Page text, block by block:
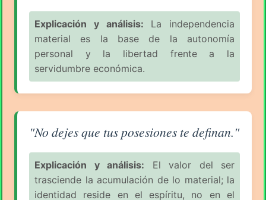
Explicación y análisis: La independencia
material es la base de la autonomía
personal y la libertad frente a la
servidumbre económica.
Aforismo sobre el Consumismo (pág. 5/11) -
"No dejes que tus posesiones te definan."
Explicación y análisis: El valor del ser
trasciende la acumulación de lo material; la
identidad reside en el espíritu, no en el